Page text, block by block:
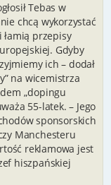
Tebas w
chcą wykorzystać
przepisy
Gdyby
ich – dodał
na wicemistrza
„dopingu
55-latek. – Jego
sponsorskich
Manchesteru
reklamowa jest
hiszpańskiej